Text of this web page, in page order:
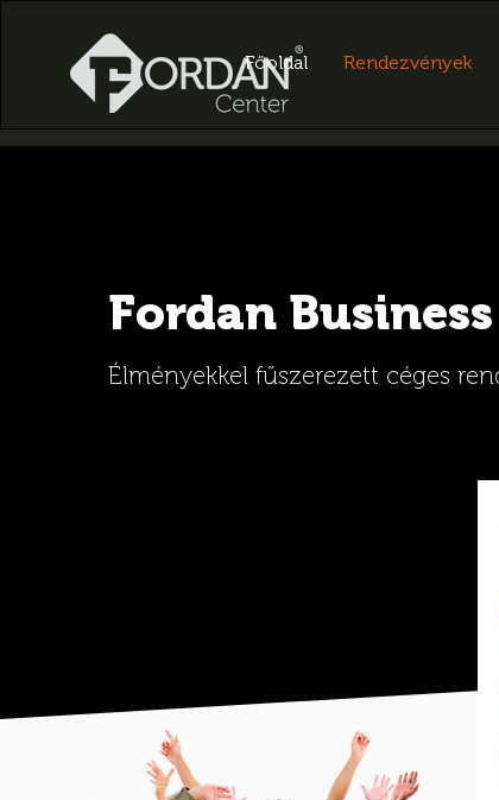
Főoldal Rendezvények
Fordan
Élményekkel fűszerezett céges